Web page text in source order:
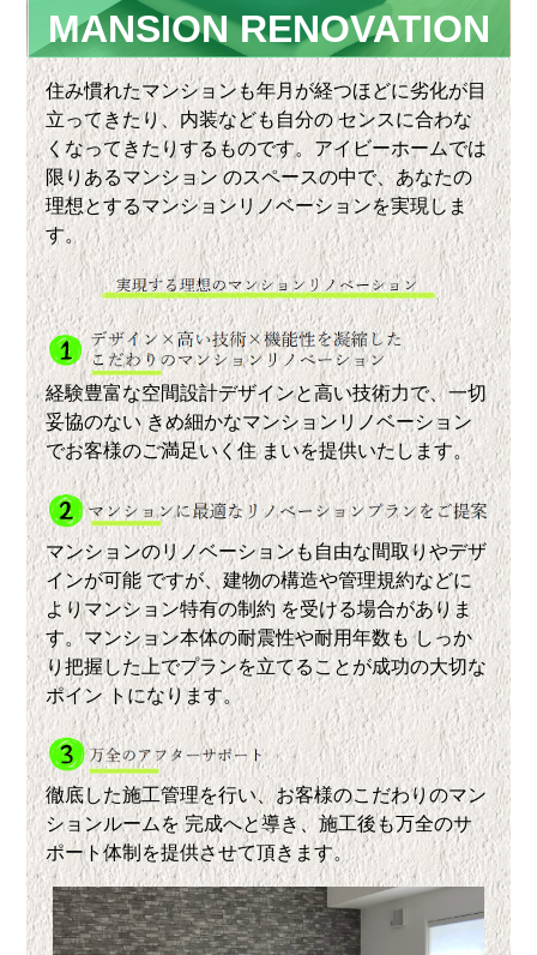
MANSION RENOVATION
住み慣れたマンションも年月が経つほどに劣化が目
立ってきたり、内装なども自分の センスに合わな
くなってきたりするものです。アイビーホームでは
限りあるマンション のスペースの中で、あなたの
理想とするマンションリノベーションを実現しま
す。
経験豊富な空間設計デザインと高い技術力で、一切
妥協のない きめ細かなマンションリノベーション
でお客様のご満足いく住 まいを提供いたします。
マンションのリノベーションも自由な間取りやデザ
インが可能 ですが、建物の構造や管理規約などに
よりマンション特有の制約 を受ける場合がありま
す。マンション本体の耐震性や耐用年数も しっか
り把握した上でプランを立てることが成功の大切な
ポイン トになります。
徹底した施工管理を行い、お客様のこだわりのマン
ションルームを 完成へと導き、施工後も万全のサ
ポート体制を提供させて頂きます。